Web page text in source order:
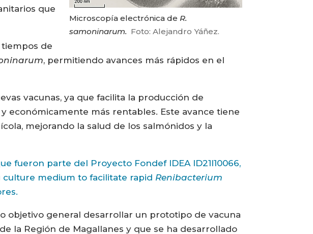
Microscopía electrónica de R.
samoninarum. Foto: Alejandro Yáñez.
que
de
, permitiendo avances más rápidos en el
vacunas, ya que facilita la producción de
económicamente más rentables. Este avance tiene
mejorando la salud de los salmónidos y la
fueron parte del Proyecto Fondef IDEA ID21I10066,
medium to facilitate rapid Renibacterium
objetivo general desarrollar un prototipo de vacuna
la Región de Magallanes y que se ha desarrollado